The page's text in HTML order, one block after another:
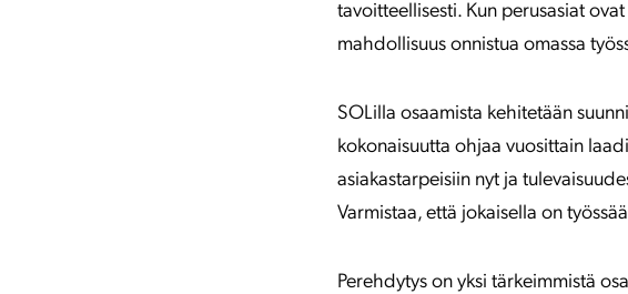
tavoitteellisesti. Kun perusasiat
mahdollisuus onnistua omassa
SOLilla osaamista kehitetään
kokonaisuutta ohjaa vuosittain
asiakastarpeisiin nyt ja
Varmistaa, että jokaisella on
Perehdytys on yksi tärkeimmistä